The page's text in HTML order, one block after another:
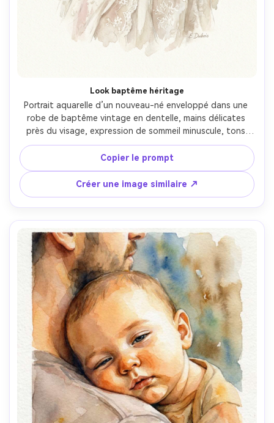
Look baptême héritage
Portrait aquarelle d’un nouveau-né enveloppé dans une
robe de baptême vintage en dentelle, mains délicates
près du visage, expression de sommeil minuscule, tons
ivoire et rose poudré, fond minimal en lavis, travail fin du
pinceau pour détails de dentelle, grain de papier
aquarelle texturé, vignette douce, impression d’héritage
familial intemporel, objectif 85mm, faible profondeur de
champ, lumière cinématographique douce --ar 4:5
Copier le prompt
Créer une image similaire ↗